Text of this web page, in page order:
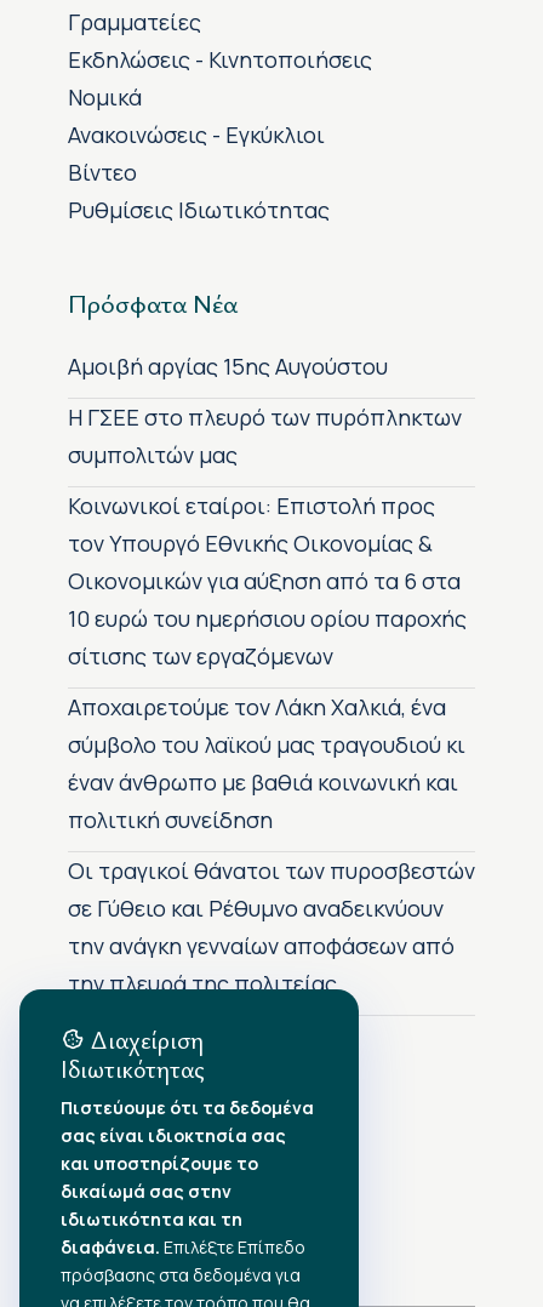
Γραμματείες
Εκδηλώσεις - Κινητοποιήσεις
Νομικά
Ανακοινώσεις - Εγκύκλιοι
Βίντεο
Ρυθμίσεις Ιδιωτικότητας
Πρόσφατα Νέα
Αμοιβή αργίας 15ης Αυγούστου
H ΓΣΕΕ στο πλευρό των πυρόπληκτων
συμπολιτών μας
Κοινωνικοί εταίροι: Επιστολή προς
τον Υπουργό Εθνικής Οικονομίας &
Οικονομικών για αύξηση από τα 6 στα
10 ευρώ του ημερήσιου ορίου παροχής
σίτισης των εργαζόμενων
Αποχαιρετούμε τον Λάκη Χαλκιά, ένα
σύμβολο του λαϊκού μας τραγουδιού κι
έναν άνθρωπο με βαθιά κοινωνική και
πολιτική συνείδηση
Οι τραγικοί θάνατοι των πυροσβεστών
σε Γύθειο και Ρέθυμνο αναδεικνύουν
την ανάγκη γενναίων αποφάσεων από
την πλευρά της πολιτείας
Αρχείο Δημοσιεύσεων
•Αύγουστος 2026
•Ιούλιος 2026
•Ιούνιος 2026
•Μάιος 2026
•Απρίλιος 2026
•Μάρτιος 2026
Διαχείριση
Ιδιωτικότητας
Πιστεύουμε ότι τα δεδομένα
σας είναι ιδιοκτησία σας
και υποστηρίζουμε το
δικαίωμά σας στην
ιδιωτικότητα και τη
διαφάνεια. Επιλέξτε Επίπεδο
πρόσβασης στα δεδομένα για